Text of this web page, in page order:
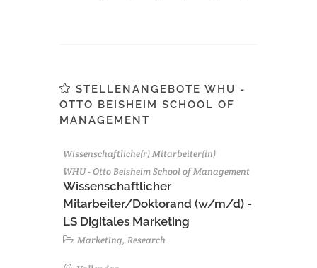
STELLENANGEBOTE WHU -
OTTO BEISHEIM SCHOOL OF
MANAGEMENT
Wissenschaftliche(r) Mitarbeiter(in)
WHU - Otto Beisheim School of Management
Wissenschaftlicher
Mitarbeiter/Doktorand (w/m/d) -
LS Digitales Marketing
Marketing, Research